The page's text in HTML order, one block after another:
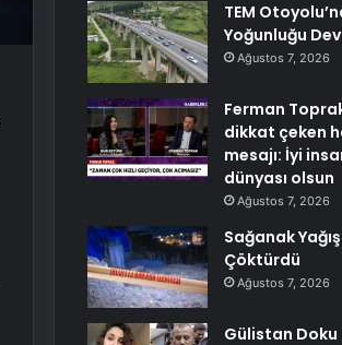
TEM
Yoğunluğu
Ağustos 7, 2026
Ferman
dikkat çeken
mesajı: İyi
dünyası olsun
Ağustos 7, 2026
Sağanak
Çöktürdü
Ağustos 7, 2026
Gülistan Doku